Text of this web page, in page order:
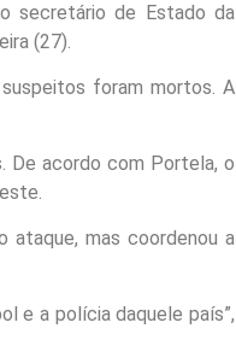
secretário de Estado da
(27).
foram mortos. A
De acordo com Portela, o
ataque, mas coordenou a
e a polícia daquele país”,